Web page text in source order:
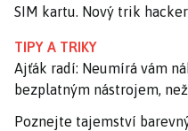
SIM kartu. Nový trik
TIPY A TRIKY
Ajťák radí: Neumírá vám
bezplatným nástrojem,
Poznejte tajemství